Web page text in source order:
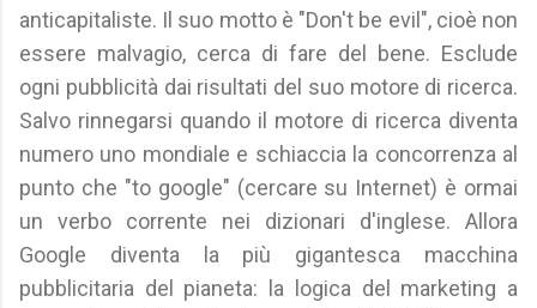
anticapitaliste. Il suo motto è "Don't be evil", cioè non
essere malvagio, cerca di fare del bene. Esclude
ogni pubblicità dai risultati del suo motore di ricerca.
Salvo rinnegarsi quando il motore di ricerca diventa
numero uno mondiale e schiaccia la concorrenza al
punto che "to google" (cercare su Internet) è ormai
un verbo corrente nei dizionari d'inglese. Allora
Google diventa la più gigantesca macchina
pubblicitaria del pianeta: la logica del marketing a